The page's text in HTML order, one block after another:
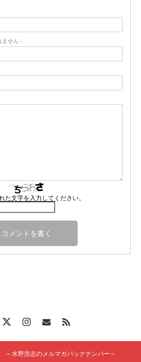
ません -
た文字を入力してください。
～水野浩志のメルマガバックナンバー～